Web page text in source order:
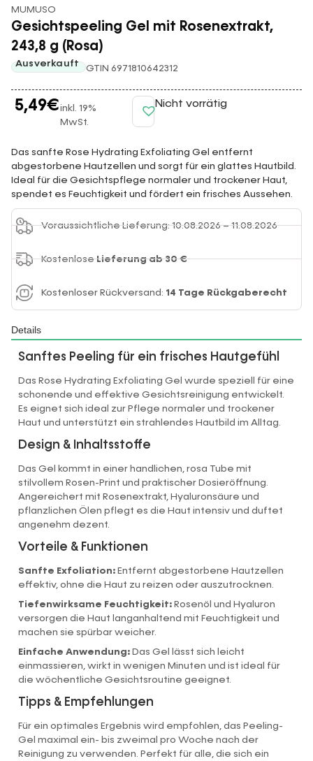
MUMUSO
Gesichtspeeling Gel mit Rosenextrakt,
243,8 g (Rosa)
Ausverkauft GTIN 6971810642312
5,49€inkl. 19%
MwSt.
Nicht vorrätig
Das sanfte Rose Hydrating Exfoliating Gel entfernt
abgestorbene Hautzellen und sorgt für ein glattes Hautbild.
Ideal für die Gesichtspflege normaler und trockener Haut,
spendet es Feuchtigkeit und fördert ein frisches Aussehen.
Voraussichtliche Lieferung: 10.08.2026 – 11.08.2026
KostenloseLieferung ab 30 €
Kostenloser Rückversand: 14 Tage Rückgaberecht
Details
Sanftes Peeling für ein frisches Hautgefühl
Das Rose Hydrating Exfoliating Gel wurde speziell für eine
schonende und effektive Gesichtsreinigung entwickelt.
Es eignet sich ideal zur Pflege normaler und trockener
Haut und unterstützt ein strahlendes Hautbild im Alltag.
Design & Inhaltsstoffe
Das Gel kommt in einer handlichen, rosa Tube mit
stilvollem Rosen-Print und praktischer Dosieröffnung.
Angereichert mit Rosenextrakt, Hyaluronsäure und
pflanzlichen Ölen pflegt es die Haut intensiv und duftet
angenehm dezent.
Vorteile & Funktionen
Sanfte Exfoliation: Entfernt abgestorbene Hautzellen
effektiv, ohne die Haut zu reizen oder auszutrocknen.
Tiefenwirksame Feuchtigkeit: Rosenöl und Hyaluron
versorgen die Haut langanhaltend mit Feuchtigkeit und
machen sie spürbar weicher.
Einfache Anwendung: Das Gel lässt sich leicht
einmassieren, wirkt in wenigen Minuten und ist ideal für
die wöchentliche Gesichtsroutine geeignet.
Tipps & Empfehlungen
Für ein optimales Ergebnis wird empfohlen, das Peeling-
Gel maximal ein- bis zweimal pro Woche nach der
Reinigung zu verwenden. Perfekt für alle, die sich ein